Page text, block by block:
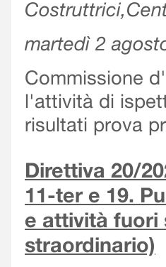
martedì 2
Commissione
l'attività di
risultati prova
Direttiva 20/
11-ter e 19.
e attività fuori
straordinario)